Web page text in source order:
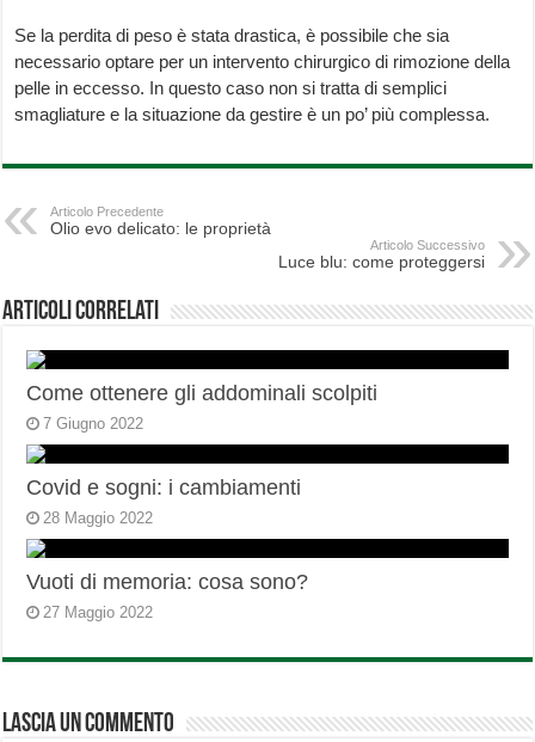
Se la perdita di peso è stata drastica, è possibile che sia
necessario optare per un intervento chirurgico di rimozione della
pelle in eccesso. In questo caso non si tratta di semplici
smagliature e la situazione da gestire è un po’ più complessa.
Articolo Precedente
Olio evo delicato: le proprietà
Articolo Successivo
Luce blu: come proteggersi
Articoli correlati
Come ottenere gli addominali scolpiti
7 Giugno 2022
Covid e sogni: i cambiamenti
28 Maggio 2022
Vuoti di memoria: cosa sono?
27 Maggio 2022
Lascia un commento